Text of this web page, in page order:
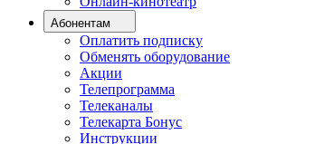
Абонентам
Оплатить подписку
Обменять оборудование
Акции
Телепрограмма
Телеканалы
Телекарта Бонус
Инструкции